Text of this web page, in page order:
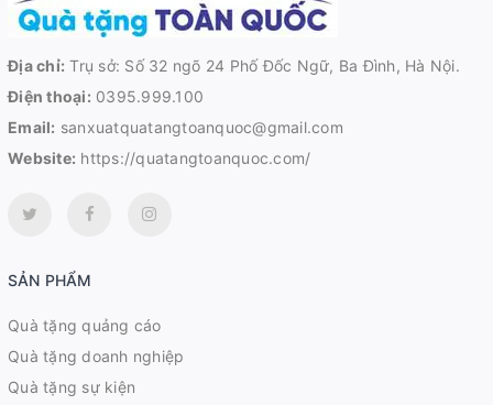
Địa chỉ: Trụ sở: Số 32 ngõ 24 Phố Đốc Ngữ, Ba Đình, Hà Nội.
Điện thoại: 0395.999.100
Email: sanxuatquatangtoanquoc@gmail.com
Website: https://quatangtoanquoc.com/
SẢN PHẨM
Quà tặng quảng cáo
Quà tặng doanh nghiệp
Quà tặng sự kiện